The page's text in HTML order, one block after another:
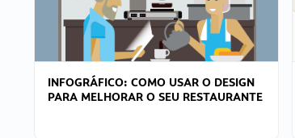
INFOGRÁFICO: COMO USAR O DESIGN
PARA MELHORAR O SEU RESTAURANTE